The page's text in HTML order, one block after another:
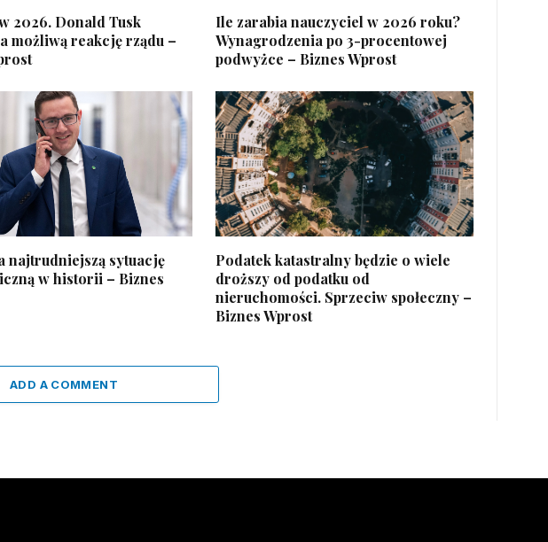
2026. Donald Tusk
możliwą reakcję rządu –
Ile zarabia nauczyciel w 2026 roku?
Wynagrodzenia po 3-procentowej
podwyżce – Biznes Wprost
najtrudniejszą sytuację
w historii – Biznes
Podatek katastralny będzie o wiele
droższy od podatku od
nieruchomości. Sprzeciw społeczny –
Biznes Wprost
ADD A COMMENT